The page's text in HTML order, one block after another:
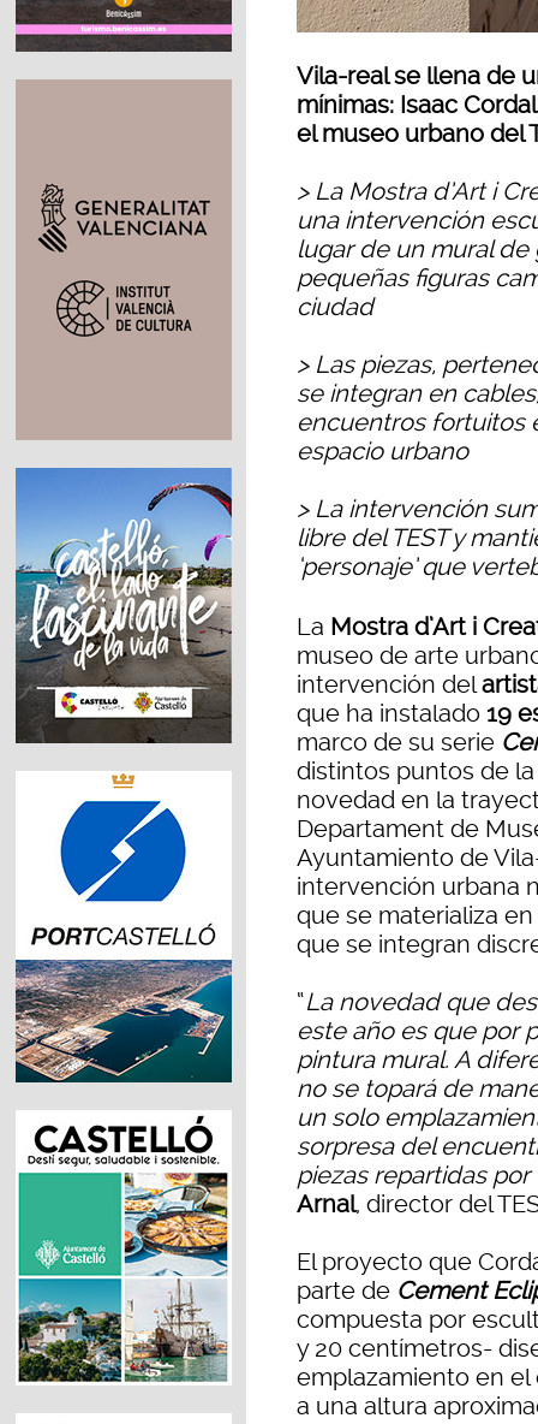
Vila-real se llena de
mínimas: Isaac
el museo urbano del
> La Mostra d’Art i
una intervención
lugar de un mural
pequeñas figuras
ciudad
> Las piezas,
se integran en
encuentros fortuitos
espacio urbano
> La intervención
libre del TEST y
‘personaje’ que
La Mostra d’Art i
museo de arte
intervención del
que ha instalado 19
marco de su serie
distintos puntos de
novedad en la
Departament de
Ayuntamiento de
intervención urbana
que se materializa
que se integran
“La novedad que
este año es que por
pintura mural. A
no se topará de
un solo
sorpresa del
piezas repartidas
Arnal, director del
El proyecto que
parte de Cement
compuesta por
y 20 centímetros-
emplazamiento en el
a una altura